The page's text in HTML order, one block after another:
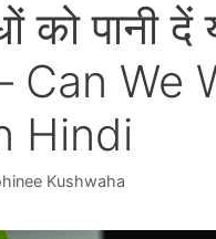
को पानी
Can We
Hindi
Kushwaha